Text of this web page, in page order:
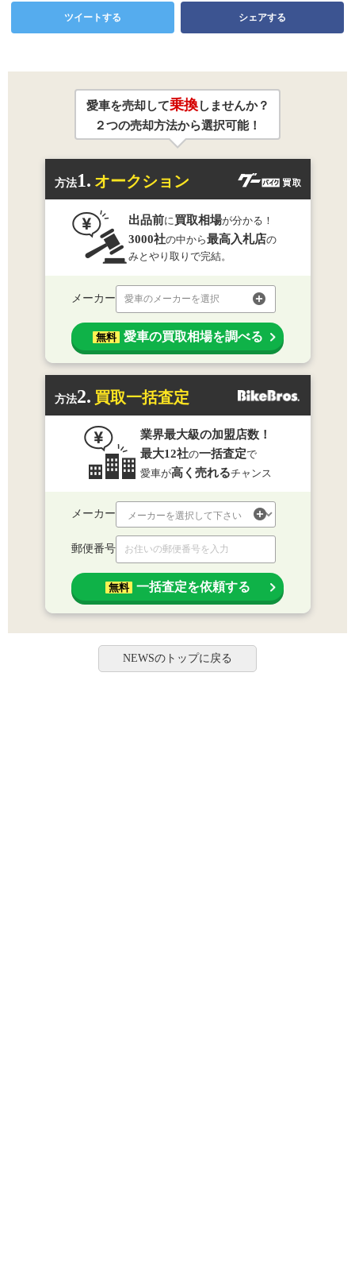
ツイートする シェアする
愛車を売却して乗換しませんか？
２つの売却方法から選択可能！
方法1. オークション
出品前に 買取相場が分かる！
3000社の中から最高入札店の
みとやり取りで完結。
メーカー 愛車のメーカーを選択
無料 愛車の買取相場を調べる
方法2. 買取一括査定
業界最大級の加盟店数！
最大12社の一括査定で
愛車が高く売れるチャンス
メーカー
郵便番号
無料 一括査定を依頼する
NEWSのトップに戻る